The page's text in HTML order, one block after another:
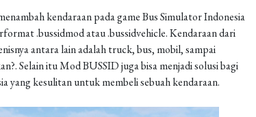
kendaraan pada game Bus Simulator Indonesia
.bussidmod atau .bussidvehicle. Kendaraan dari
antara lain adalah truck, bus, mobil, sampai
Selain itu Mod BUSSID juga bisa menjadi solusi bagi
yang kesulitan untuk membeli sebuah kendaraan.